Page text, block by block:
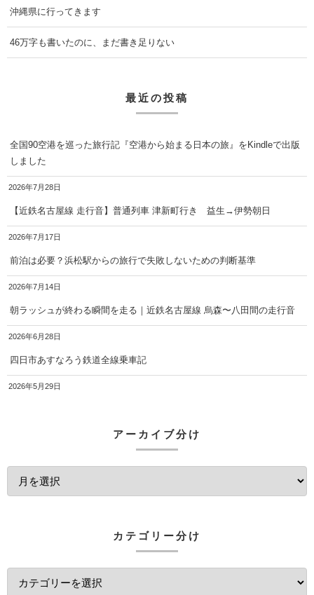
沖縄県に行ってきます
46万字も書いたのに、まだ書き足りない
最近の投稿
全国90空港を巡った旅行記『空港から始まる日本の旅』をKindleで出版
しました
2026年7月28日
【近鉄名古屋線 走行音】普通列車 津新町行き 益生→伊勢朝日
2026年7月17日
前泊は必要？浜松駅からの旅行で失敗しないための判断基準
2026年7月14日
朝ラッシュが終わる瞬間を走る｜近鉄名古屋線 烏森〜八田間の走行音
2026年6月28日
四日市あすなろう鉄道全線乗車記
2026年5月29日
アーカイブ分け
カテゴリー分け